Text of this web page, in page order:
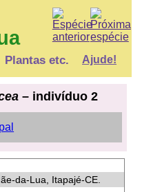
Plantas etc. Ajude!
– indivíduo 2
da-Lua, Itapajé-CE.